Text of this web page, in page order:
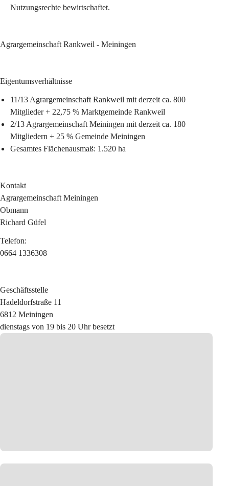
Nutzungsrechte bewirtschaftet.
Agrargemeinschaft Rankweil - Meiningen
Eigentumsverhältnisse
11/13 Agrargemeinschaft Rankweil mit derzeit ca. 800
Mitglieder + 22,75 % Marktgemeinde Rankweil
2/13 Agrargemeinschaft Meiningen mit derzeit ca. 180
Mitgliedern + 25 % Gemeinde Meiningen
Gesamtes Flächenausmaß: 1.520 ha
Kontakt
Agrargemeinschaft Meiningen
Obmann
Richard Güfel
Telefon:
0664 1336308
Geschäftsstelle
Hadeldorfstraße 11
6812 Meiningen
dienstags von 19 bis 20 Uhr besetzt